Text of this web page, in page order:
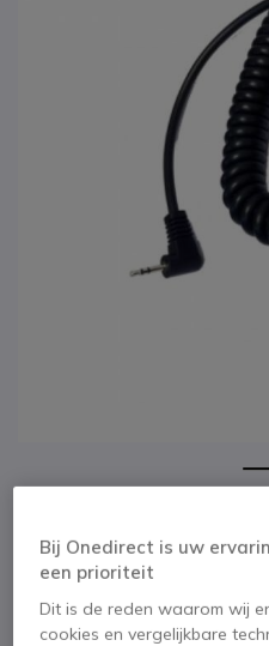
voor
Talkies
Bij Onedirect is uw
een prioriteit
Dit is de reden waarom wij
cookies en vergelijkbare